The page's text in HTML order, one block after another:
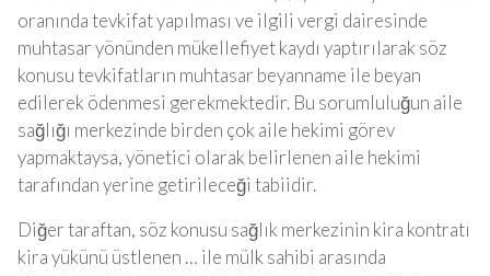
oranında tevkifat yapılması ve ilgili vergi dairesinde
muhtasar yönünden mükellefiyet kaydı yaptırılarak söz
konusu tevkifatların muhtasar beyanname ile beyan
edilerek ödenmesi gerekmektedir. Bu sorumluluğun aile
sağlığı merkezinde birden çok aile hekimi görev
yapmaktaysa, yönetici olarak belirlenen aile hekimi
tarafından yerine getirileceği tabiidir.
Diğer taraftan, söz konusu sağlık merkezinin kira kontratı
kira yükünü üstlenen … ile mülk sahibi arasında